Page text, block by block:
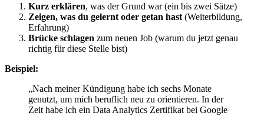
Kurz erklären, was der Grund war (ein bis zwei Sätze)
Zeigen, was du gelernt oder getan hast (Weiterbildung,
Erfahrung)
Brücke schlagen zum neuen Job (warum du jetzt genau
richtig für diese Stelle bist)
Beispiel:
„Nach meiner Kündigung habe ich sechs Monate
genutzt, um mich beruflich neu zu orientieren. In der
Zeit habe ich ein Data Analytics Zertifikat bei Google